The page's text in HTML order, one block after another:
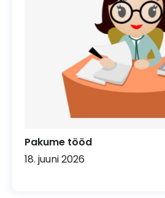
Pakume tööd
18. juuni 2026